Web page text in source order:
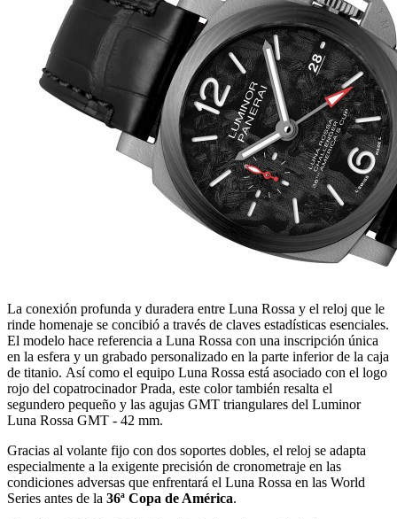
La conexión profunda y duradera entre Luna Rossa y el reloj que le
rinde homenaje se concibió a través de claves estadísticas esenciales.
El modelo hace referencia a Luna Rossa con una inscripción única
en la esfera y un grabado personalizado en la parte inferior de la caja
de titanio. Así como el equipo Luna Rossa está asociado con el logo
rojo del copatrocinador Prada, este color también resalta el
segundero pequeño y las agujas GMT triangulares del Luminor
Luna Rossa GMT - 42 mm.
Gracias al volante fijo con dos soportes dobles, el reloj se adapta
especialmente a la exigente precisión de cronometraje en las
condiciones adversas que enfrentará el Luna Rossa en las World
Series antes de la 36ª Copa de América.